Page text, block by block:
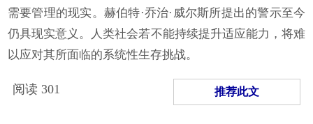
需要管理的现实。赫伯特·乔治·威尔斯所提出的警示至今
仍具现实意义。人类社会若不能持续提升适应能力，将难
以应对其所面临的系统性生存挑战。
阅读 301 推荐此文